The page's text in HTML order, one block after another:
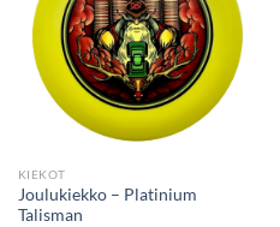
KIEKOT
Joulukiekko – Platinium
Talisman